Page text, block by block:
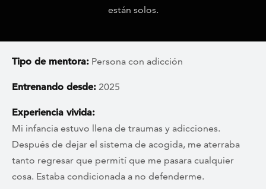
están solos.
Tipo de mentora: Persona con adicción
Entrenando desde: 2025
Experiencia vivida:
Mi infancia estuvo llena de traumas y adicciones.
Después de dejar el sistema de acogida, me aterraba
tanto regresar que permití que me pasara cualquier
cosa. Estaba condicionada a no defenderme.